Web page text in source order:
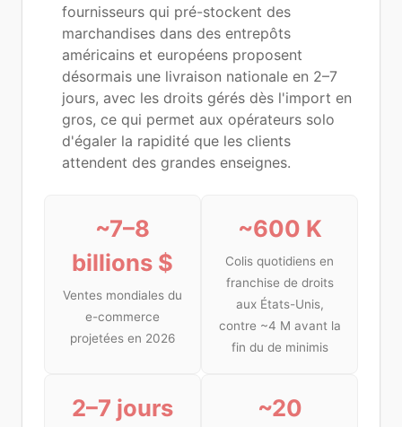
fournisseurs qui pré-stockent des
marchandises dans des entrepôts
américains et européens proposent
désormais une livraison nationale en 2–7
jours, avec les droits gérés dès l'import en
gros, ce qui permet aux opérateurs solo
d'égaler la rapidité que les clients
attendent des grandes enseignes.
~7–8
billions $
Ventes mondiales du
e-commerce
projetées en 2026
~600 K
Colis quotidiens en
franchise de droits
aux États-Unis,
contre ~4 M avant la
fin du de minimis
2–7 jours
~20